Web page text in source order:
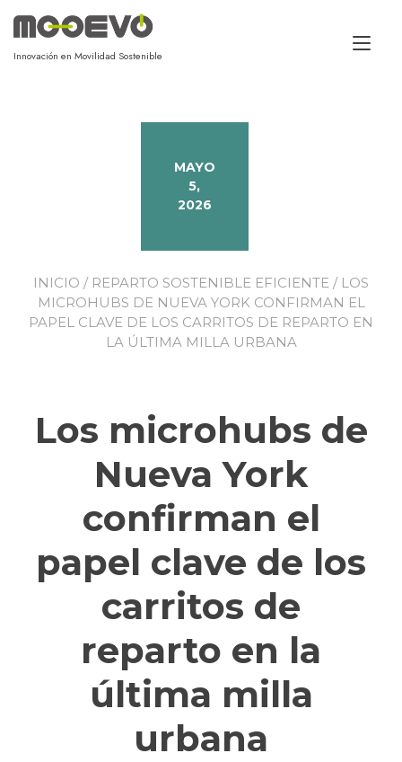
Innovación en Movilidad Sostenible
MAYO
5,
2026
INICIO / REPARTO SOSTENIBLE EFICIENTE / LOS
MICROHUBS DE NUEVA YORK CONFIRMAN EL
PAPEL CLAVE DE LOS CARRITOS DE REPARTO EN
LA ÚLTIMA MILLA URBANA
Los microhubs de
Nueva York
confirman el
papel clave de los
carritos de
reparto en la
última milla
urbana